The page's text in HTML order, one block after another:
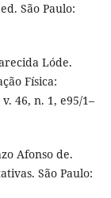
São Paulo:
Lóde.
Física:
46, n. 1, e95/1–
Afonso de.
São Paulo: